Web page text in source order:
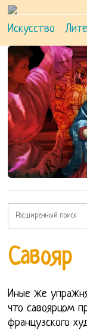
Искусство
Савояр
Иные же
что савоярцом
французского